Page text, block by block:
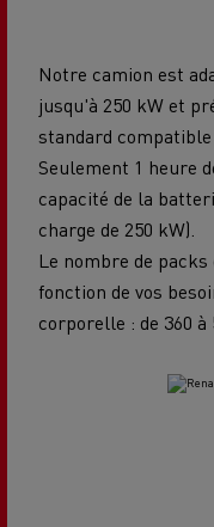
Notre camion est
jusqu'à 250 kW et
standard compatible
Seulement 1 heure
capacité de la
charge de 250 kW).
Le nombre de
fonction de vos
corporelle : de 360 à